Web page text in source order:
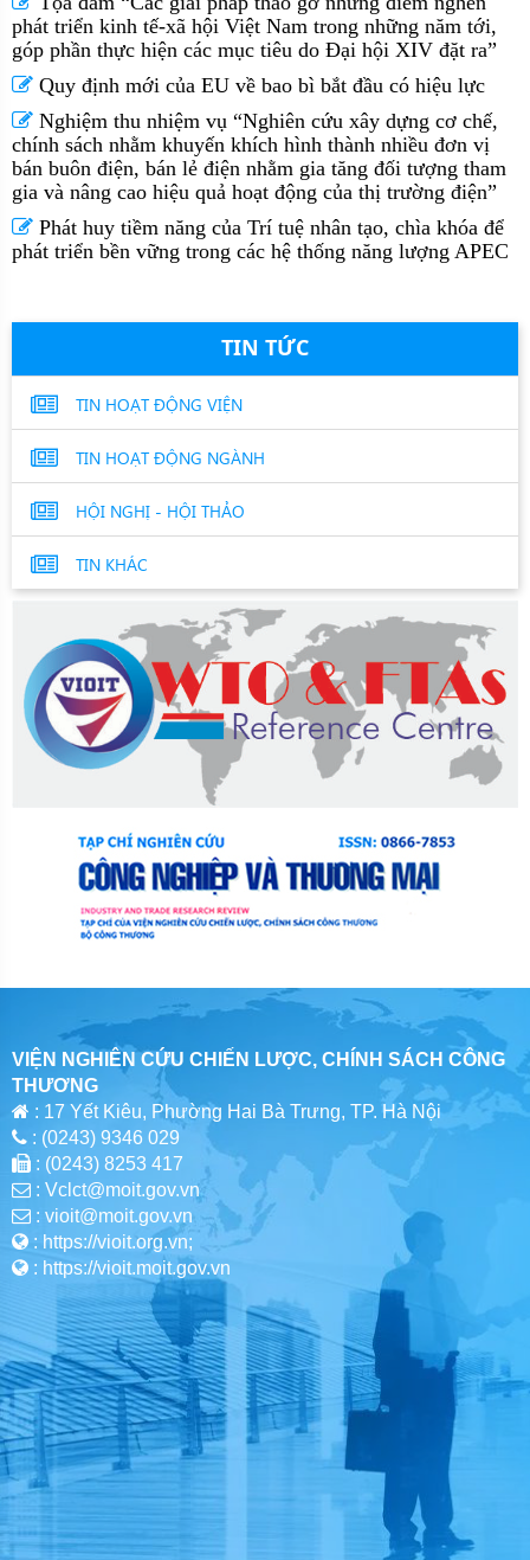
phát triển kinh tế-xã hội Việt Nam trong những năm tới,
góp phần thực hiện các mục tiêu do Đại hội XIV đặt ra”
Quy định mới của EU về bao bì bắt đầu có hiệu lực
Nghiệm thu nhiệm vụ “Nghiên cứu xây dựng cơ chế,
chính sách nhằm khuyến khích hình thành nhiều đơn vị
bán buôn điện, bán lẻ điện nhằm gia tăng đối tượng tham
gia và nâng cao hiệu quả hoạt động của thị trường điện”
Phát huy tiềm năng của Trí tuệ nhân tạo, chìa khóa để
phát triển bền vững trong các hệ thống năng lượng APEC
TIN TỨC
TIN HOẠT ĐỘNG VIỆN
TIN HOẠT ĐỘNG NGÀNH
HỘI NGHỊ - HỘI THẢO
TIN KHÁC
VIỆN NGHIÊN CỨU CHIẾN LƯỢC, CHÍNH SÁCH CÔNG
THƯƠNG
: 17 Yết Kiêu, Phường Hai Bà Trưng, TP. Hà Nội
: (0243) 9346 029
: (0243) 8253 417
: Vclct@moit.gov.vn
: vioit@moit.gov.vn
: https://vioit.org.vn;
: https://vioit.moit.gov.vn